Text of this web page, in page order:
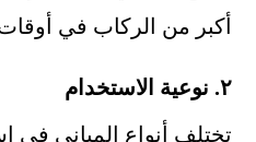
أكبر من الركاب في
٢. نوعية الاستخدام
تختلف أنواع المباني في